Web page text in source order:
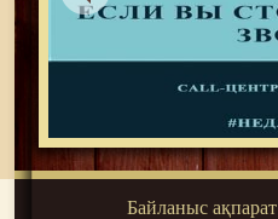
Байланыс ақпарат